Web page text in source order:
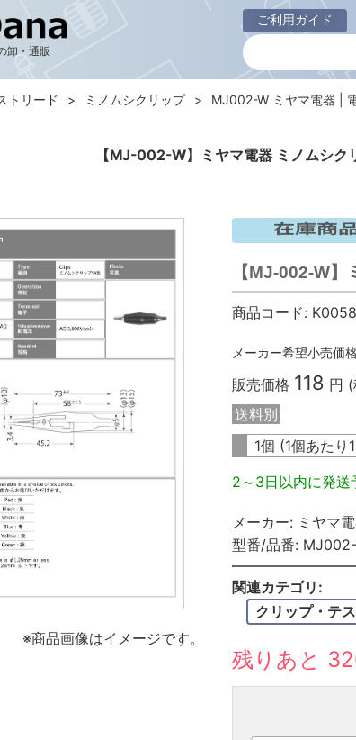
卸・通販
ご利用ガイド
【MJ-002-W】ミヤマ電器 ミノムシク
トリード ミノムシクリップ MJ002-W ミヤマ電器 |
※商品画像はイメージです。
【MJ-002-W
商品コード:
メーカー希望小売価
販売価格 118 円
送料別
1個 (1個あたり
2～3日以内に発送
メーカー: ミヤマ
型番/品番:
関連カテゴリ:
クリップ・テ
残りあと